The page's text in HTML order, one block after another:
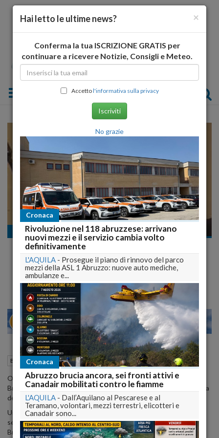
Toggle navigation
Ballottaggi 2014
Brucchi rieletto e già scatta il toto assessori: a
rischio Campana e Di Sabatino
Possibilità di tre assessori donne
MILANO 28 30
Ballottaggi 2014 Teramo (TE) 10 Giugno 2014 12:20
Ormai già archiviata la rielezione a sindaco di Teramo, Maurizio
Brucchi si è concesso una breve pausa ma è già pronto, al rientro, a
determinare i componenti della sua giunta.
Una scelta che, da quanto trapela, si preannuncia tutt'altro che
semplice, sia perché, rispetto all'inizio dello scorso mandato,
Brucchi può contare su un paio di gruppi di maggioranza in più, sia
×
Hai letto le ultime news?
Conferma la tua ISCRIZIONE GRATIS per
continuare a ricevere Notizie, Consigli e Meteo.
Accettol'informativa sulla privacy
Iscriviti
No grazie
Cronaca
Rivoluzione nel 118 abruzzese: arrivano
nuovi mezzi e il servizio cambia volto
definitivamente
L'AQUILA - Prosegue il piano di rinnovo del parco
mezzi della ASL 1 Abruzzo: nuove auto mediche,
ambulanze e...
Cronaca
Abruzzo brucia ancora, sei fronti attivi e
Canadair mobilitati contro le fiamme
L'AQUILA - Dall’Aquilano al Pescarese e al
Teramano, volontari, mezzi terrestri, elicotteri e
Canadair sono...